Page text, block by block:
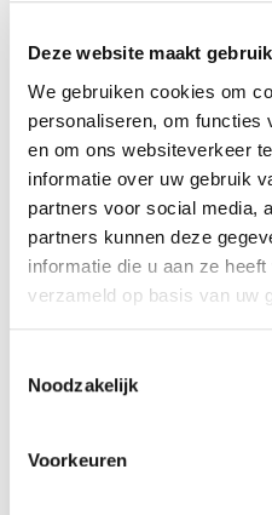
Deze website maakt
We gebruiken cookies om
personaliseren, om functies
en om ons websiteverkeer
informatie over uw gebruik
partners voor social media,
partners kunnen deze
informatie die u aan ze
verzameld op basis van uw
Noodzakelijk
Voorkeuren
spelletjes, recepten,
om samen met kinderen aan de
op de BSO of op het
leuks te doen.
Bijlage Waterspelletjes
Bijlage Fruitwaterrecepten
Bijlage Gezonde recepten
Bijlage Kinderyoga